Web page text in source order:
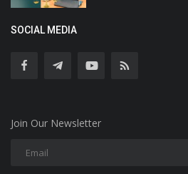
SOCIAL MEDIA
Join Our Newsletter